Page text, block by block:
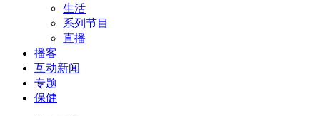
生活
系列节目
直播
播客
互动新闻
专题
保健